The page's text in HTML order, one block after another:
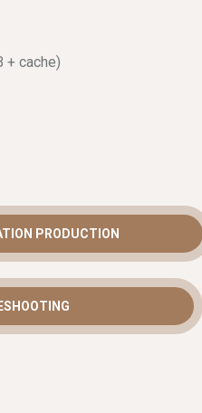
des bonnes pratiques de
de la mise en
+ cache)
PRODUCTION